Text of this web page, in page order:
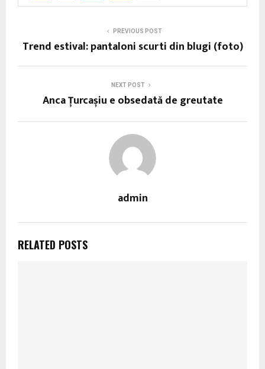
PREVIOUS POST
Trend estival: pantaloni scurti din blugi (foto)
NEXT POST
Anca Țurcașiu e obsedată de greutate
admin
RELATED POSTS